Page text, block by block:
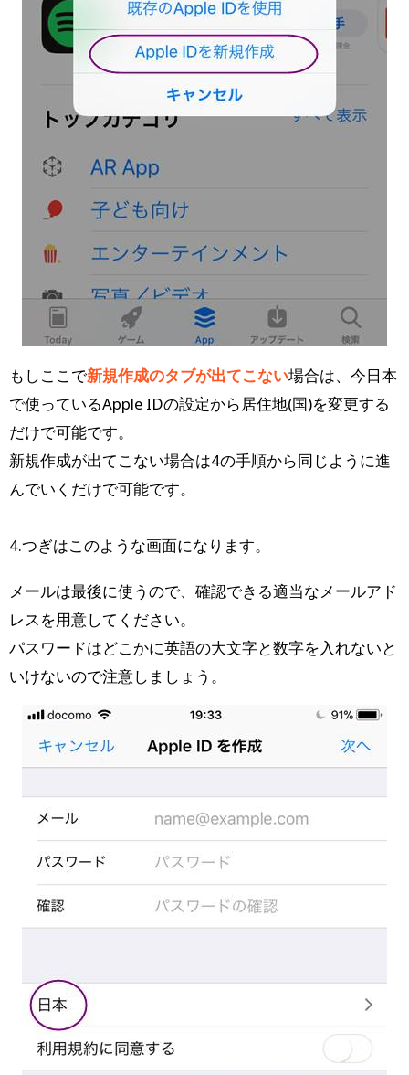
もしここで新規作成のタブが出てこない場合は、今日本
で使っているApple IDの設定から居住地(国)を変更する
だけで可能です。
新規作成が出てこない場合は4の手順から同じように進
んでいくだけで可能です。
4.つぎはこのような画面になります。
メールは最後に使うので、確認できる適当なメールアド
レスを用意してください。
パスワードはどこかに英語の大文字と数字を入れないと
いけないので注意しましょう。